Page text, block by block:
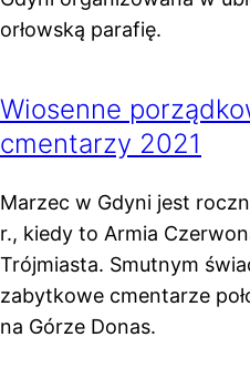
orłowską parafię.
Wiosenne
cmentarzy 2021
Marzec w Gdyni jest
r., kiedy to Armia
Trójmiasta. Smutnym
zabytkowe cmentarze
na Górze Donas.